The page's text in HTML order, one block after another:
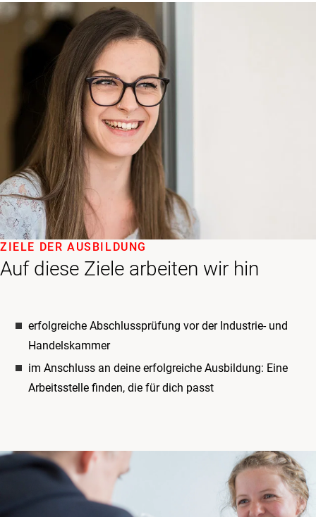
Auf diese Ziele arbeiten wir hin
ZIELE DER AUSBILDUNG
erfolgreiche Abschlussprüfung vor der Industrie- und
Handelskammer
im Anschluss an deine erfolgreiche Ausbildung: Eine
Arbeitsstelle finden, die für dich passt